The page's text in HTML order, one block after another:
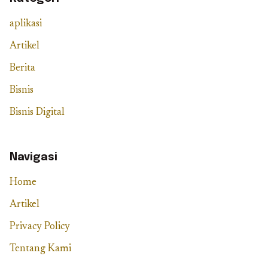
aplikasi
Artikel
Berita
Bisnis
Bisnis Digital
Navigasi
Home
Artikel
Privacy Policy
Tentang Kami